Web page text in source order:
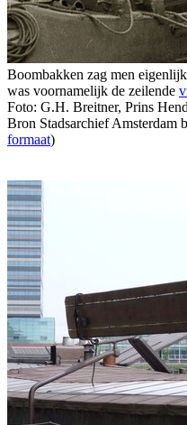
Boombakken zag men
was voornamelijk de zeilende
Foto: G.H. Breitner, Prins
Bron Stadsarchief Amsterdam
formaat)